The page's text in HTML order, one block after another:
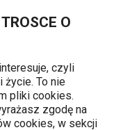
O
czyli
życie. To nie
pliki cookies.
zgodę na
cookies, w sekcji